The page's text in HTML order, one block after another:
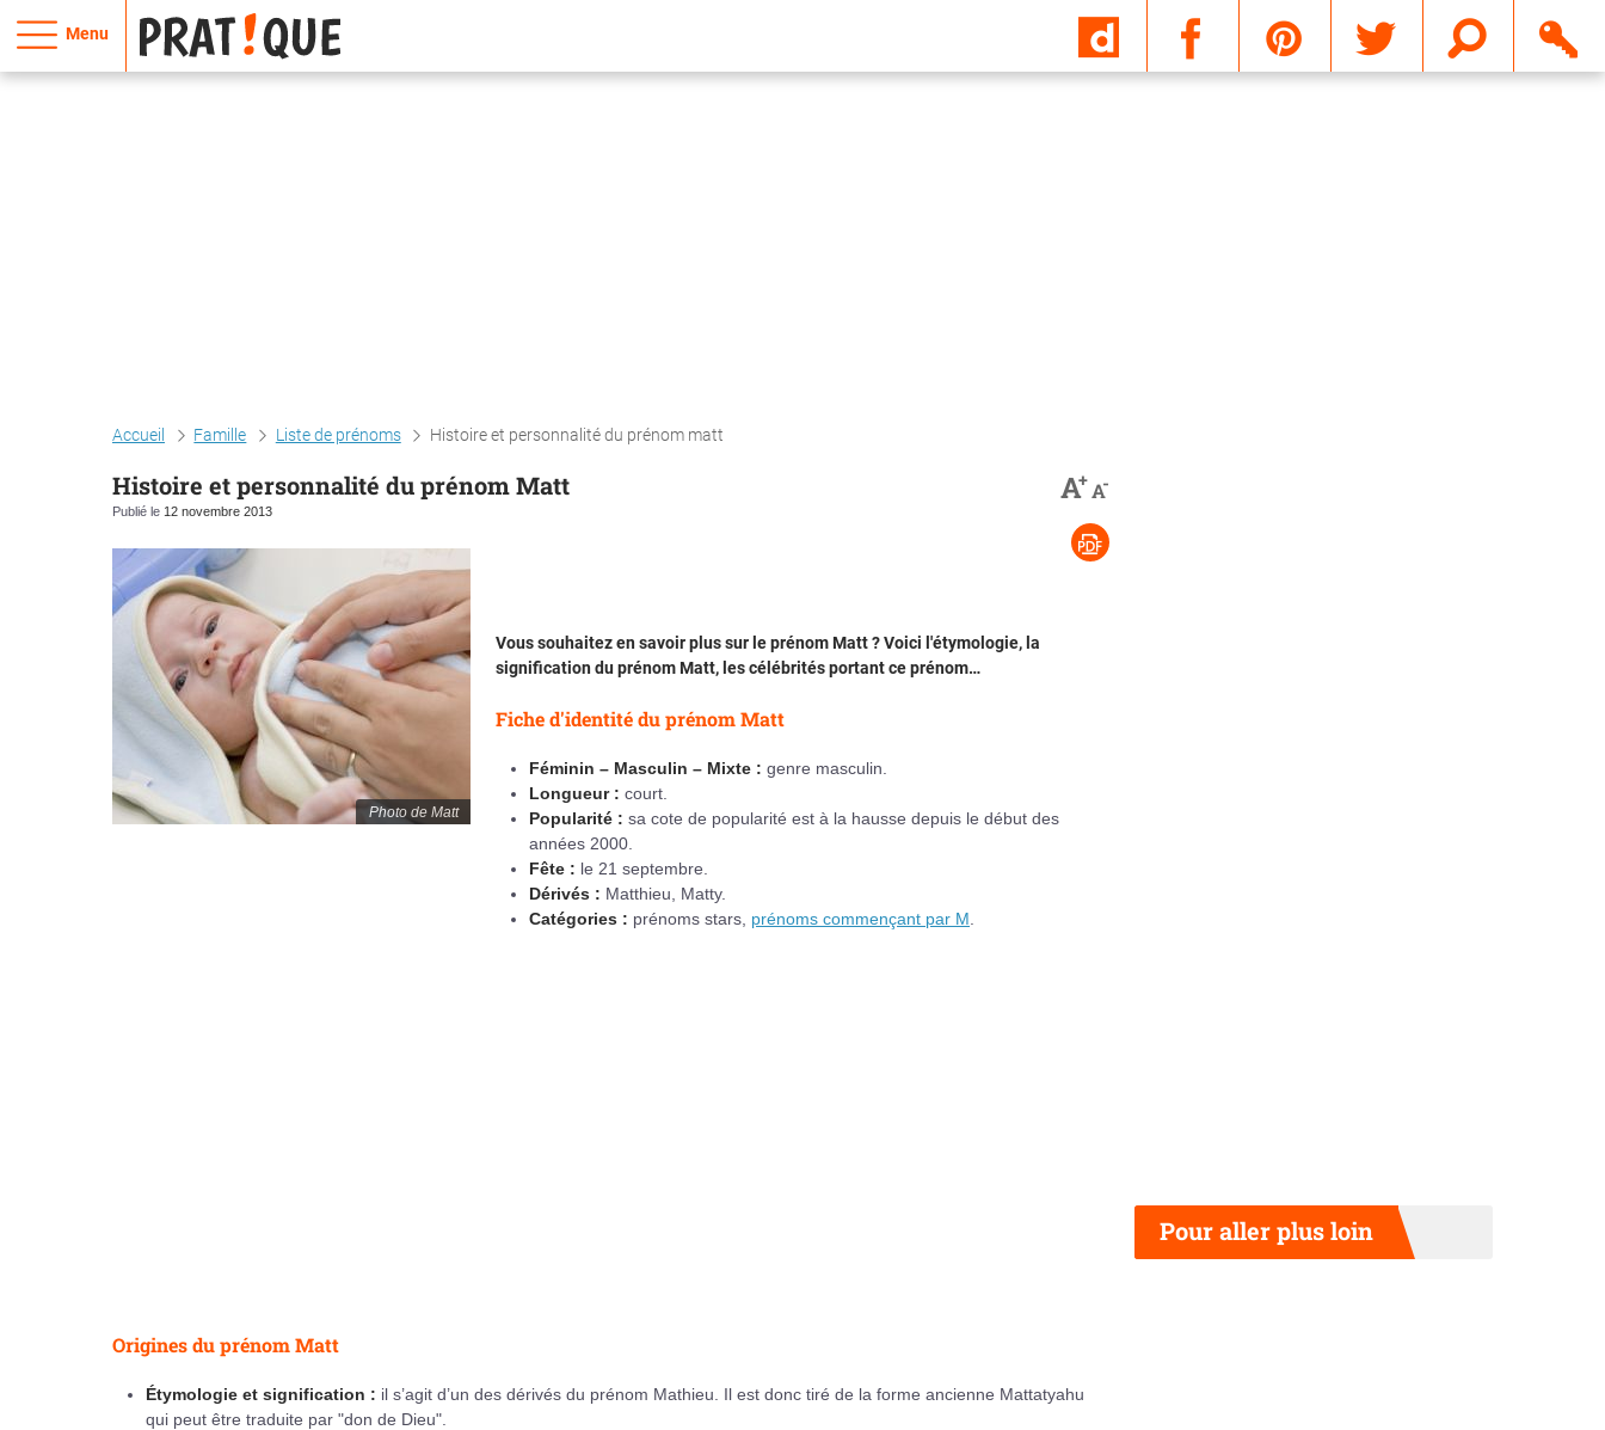
Menu
Accueil Famille Liste de prénoms Histoire et personnalité du prénom matt
Histoire et personnalité du prénom Matt
Publié le 12 novembre 2013
A+A-
Photo de Matt
Vous souhaitez en savoir plus sur le prénom Matt ? Voici l'étymologie, la
signification du prénom Matt, les célébrités portant ce prénom…
Fiche d'identité du prénom Matt
Féminin – Masculin – Mixte : genre masculin.
Longueur : court.
Popularité : sa cote de popularité est à la hausse depuis le début des
années 2000.
Fête : le 21 septembre.
Dérivés : Matthieu, Matty.
Catégories : prénoms stars, prénoms commençant par M
Origines du prénom Matt
Étymologie et signification : il s’agit d’un des dérivés du prénom Mathieu. Il est donc tiré de la forme ancienne Mattatyahu
qui peut être traduite par "don de Dieu".
Pour aller plus loin